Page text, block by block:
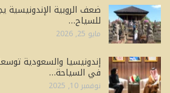
ضعف الروبية
للسياح…
مايو 25, 2026
إندونيسيا والسعودية
في السياحة…
نوفمبر 10, 2025